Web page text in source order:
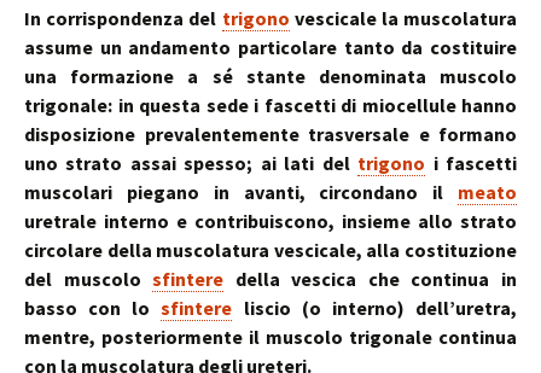
In corrispondenza del trigono vescicale la muscolatura
assume un andamento particolare tanto da costituire
una formazione a sé stante denominata muscolo
trigonale: in questa sede i fascetti di miocellule hanno
disposizione prevalentemente trasversale e formano
uno strato as­sai spesso; ai lati del trigono i fascetti
muscolari piegano in avanti, circondano il meato
uretrale interno e contribuiscono, insieme allo strato
cir­colare della muscolatura vescicale, alla costitu­zione
del muscolosfintere della vescica che con­tinua in
basso con losfintere liscio (o interno) dell’uretra,
mentre, posteriormente il muscolo trigonale continua
con la muscolatura degli ureteri.